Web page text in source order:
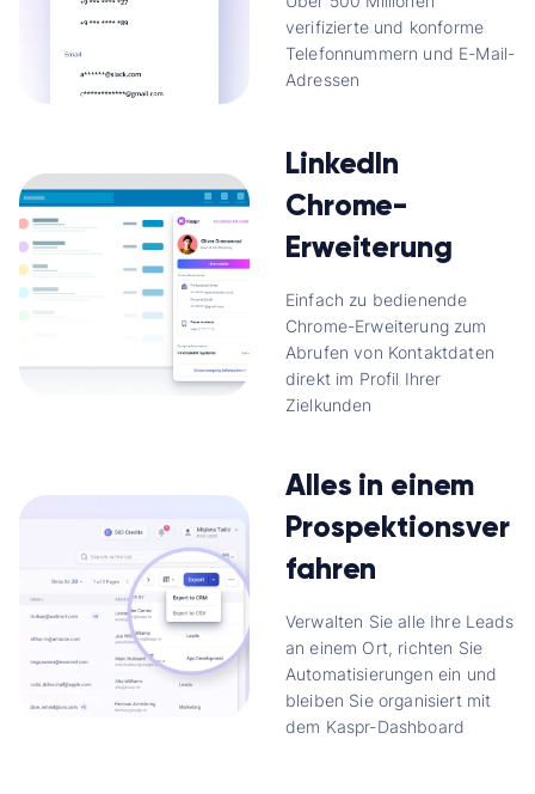
verifizierte und konforme
Telefonnummern und E-Mail-
Adressen
LinkedIn
Chrome-
Erweiterung
Einfach zu bedienende
Chrome-Erweiterung zum
Abrufen von Kontaktdaten
direkt im Profil Ihrer
Zielkunden
Alles in einem
Prospektionsver
fahren
Verwalten Sie alle Ihre Leads
an einem Ort, richten Sie
Automatisierungen ein und
bleiben Sie organisiert mit
dem Kaspr-Dashboard